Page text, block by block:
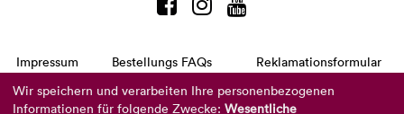
Impressum Bestellungs FAQs
Reklamationsformular
AGB
Datenschutzerklärung
Barrierefreiheitserklärung
Telefon:+49 8104 8873-310
Wir speichern und verarbeiten Ihre personenbezogenen
Informationen für folgende Zwecke: Wesentliche